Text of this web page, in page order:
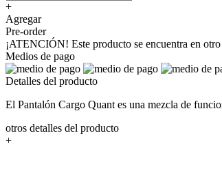
+
Agregar
Pre-order
¡ATENCIÓN! Este producto se encuentra en
Medios de pago
Detalles del producto
El Pantalón Cargo Quant es una mezcla de
otros detalles del producto
+